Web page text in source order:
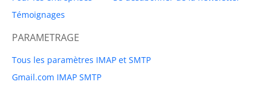
Témoignages
PARAMETRAGE
Tous les paramètres IMAP et SMTP
Gmail.com IMAP SMTP